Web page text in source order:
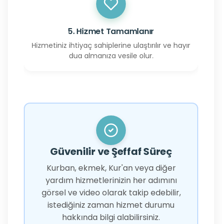
5. Hizmet Tamamlanır
Hizmetiniz ihtiyaç sahiplerine ulaştırılır ve hayır
dua almanıza vesile olur.
Güvenilir ve Şeffaf Süreç
Kurban, ekmek, Kur'an veya diğer
yardım hizmetlerinizin her adımını
görsel ve video olarak takip edebilir,
istediğiniz zaman hizmet durumu
hakkında bilgi alabilirsiniz.